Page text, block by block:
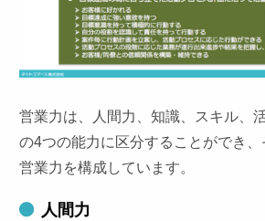
営業力は、人間力、知識、スキル、
の4つの能力に区分することができ
営業力を構成しています。
人間力